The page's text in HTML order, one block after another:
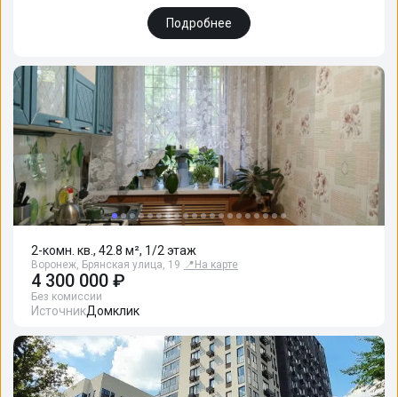
Подробнее
2-комн. кв., 42.8 м², 1/2 этаж
Воронеж, Брянская улица, 19 📍 На карте
4 300 000 ₽
Без комиссии
ИсточникДомклик